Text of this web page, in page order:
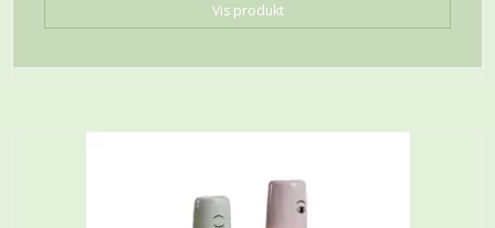
Vis produkt